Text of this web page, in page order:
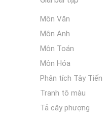
Môn Văn
Môn Anh
Môn Toán
Môn Hóa
Phân tích Tây Tiến
Tranh tô màu
Tả cây phượng